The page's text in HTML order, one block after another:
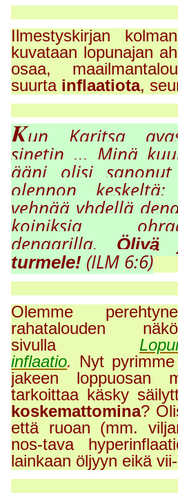
Ilmestyskirjan
kuvataan lopunajan
osaa,
suurta inflaatiota,
Kun Karitsa
sinetin ... Minä
ääni olisi
olennon keskeltä:
vehnää yhdellä
koiniksia
denaarilla.
Öljyä
turmele! (ILM 6:6)
Olemme
rahatalouden
sivulla
inflaatio. Nyt
jakeen loppuosan
tarkoittaa käsky
koskemattomina?
että ruoan (mm.
nos-tava
lainkaan öljyyn eikä